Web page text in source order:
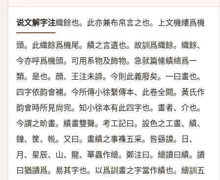
说文解字注織餘也。 此亦兼布帛言之也。上文機縷爲機
頭。此織餘爲機尾。繢之言遺也。故訓爲織餘。織餘、
今亦呼爲機頭。可用系物及飾物。急就篇絛繢總爲一
類。是也。顔、王注未諦。今則此義廢矣。 一曰畫也。
四字依韵會補。今所傳小徐繫傳本、此卷全闕。黃氏作
韵會時所見尙完。知小徐本有此四字也。畫者、介也。
今謂之畍畫。繢畫雙聲。考工記曰。設色之工畫、繢、
鐘、筐、㡃。又曰。畫繢之事襍五采。咎繇謨。日、
月、星辰、山、龍、華蟲作繪。鄭注曰。繪讀曰繢。讀
曰猶讀爲。易其字也。以爲訓畫之字當作繢也。繪訓五